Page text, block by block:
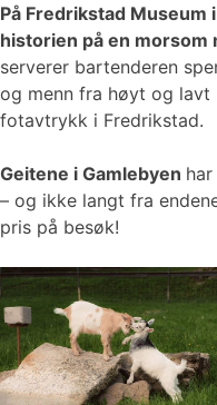
På Fredrikstad
historien på en morsom
serverer bartenderen
og menn fra høyt og lavt
fotavtrykk i Fredrikstad.
Geitene i Gamlebyen
– og ikke langt fra
pris på besøk!